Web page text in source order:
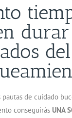
del
pautas de cuidado
conseguirás UNA